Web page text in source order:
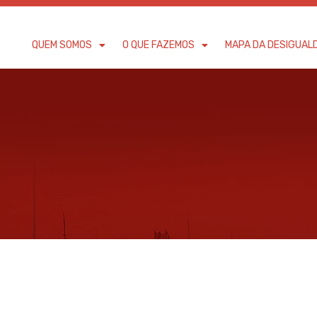
QUEM SOMOS O QUE FAZEMOS MAPA DA